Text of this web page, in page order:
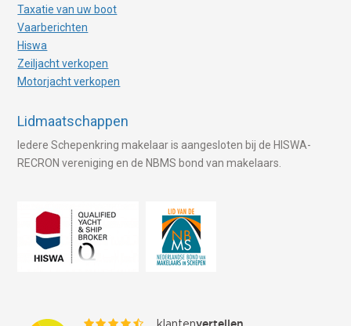
Taxatie van uw boot
Vaarberichten
Hiswa
Zeiljacht verkopen
Motorjacht verkopen
Lidmaatschappen
Iedere Schepenkring makelaar is aangesloten bij de HISWA-
RECRON vereniging en de NBMS bond van makelaars.